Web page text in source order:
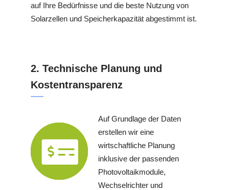
auf Ihre Bedürfnisse und die beste Nutzung von
Solarzellen und Speicherkapazität abgestimmt ist.
2. Technische Planung und
Kostentransparenz
Auf Grundlage der Daten
erstellen wir eine
wirtschaftliche Planung
inklusive der passenden
Photovoltaikmodule,
Wechselrichter und